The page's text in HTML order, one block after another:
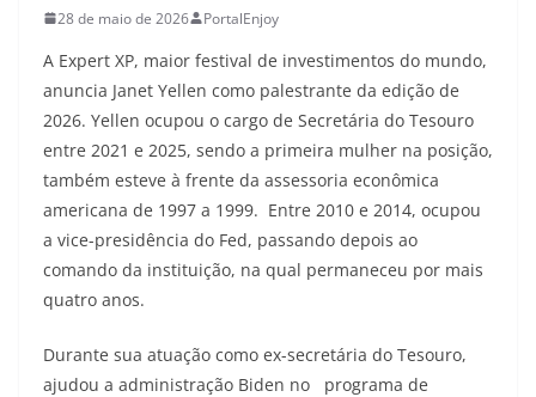
28 de maio de 2026 PortalEnjoy
A Expert XP, maior festival de investimentos do mundo,
anuncia Janet Yellen como palestrante da edição de
2026. Yellen ocupou o cargo de Secretária do Tesouro
entre 2021 e 2025, sendo a primeira mulher na posição,
também esteve à frente da assessoria econômica
americana de 1997 a 1999. Entre 2010 e 2014, ocupou
a vice-presidência do Fed, passando depois ao
comando da instituição, na qual permaneceu por mais
quatro anos.
Durante sua atuação como ex-secretária do Tesouro,
ajudou a administração Biden no programa de